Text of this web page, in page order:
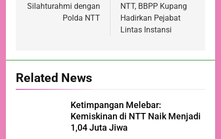
Silahturahmi dengan
Polda NTT
NTT, BBPP Kupang
Hadirkan Pejabat
Lintas Instansi
Related News
Ketimpangan Melebar:
Kemiskinan di NTT Naik Menjadi
1,04 Juta Jiwa